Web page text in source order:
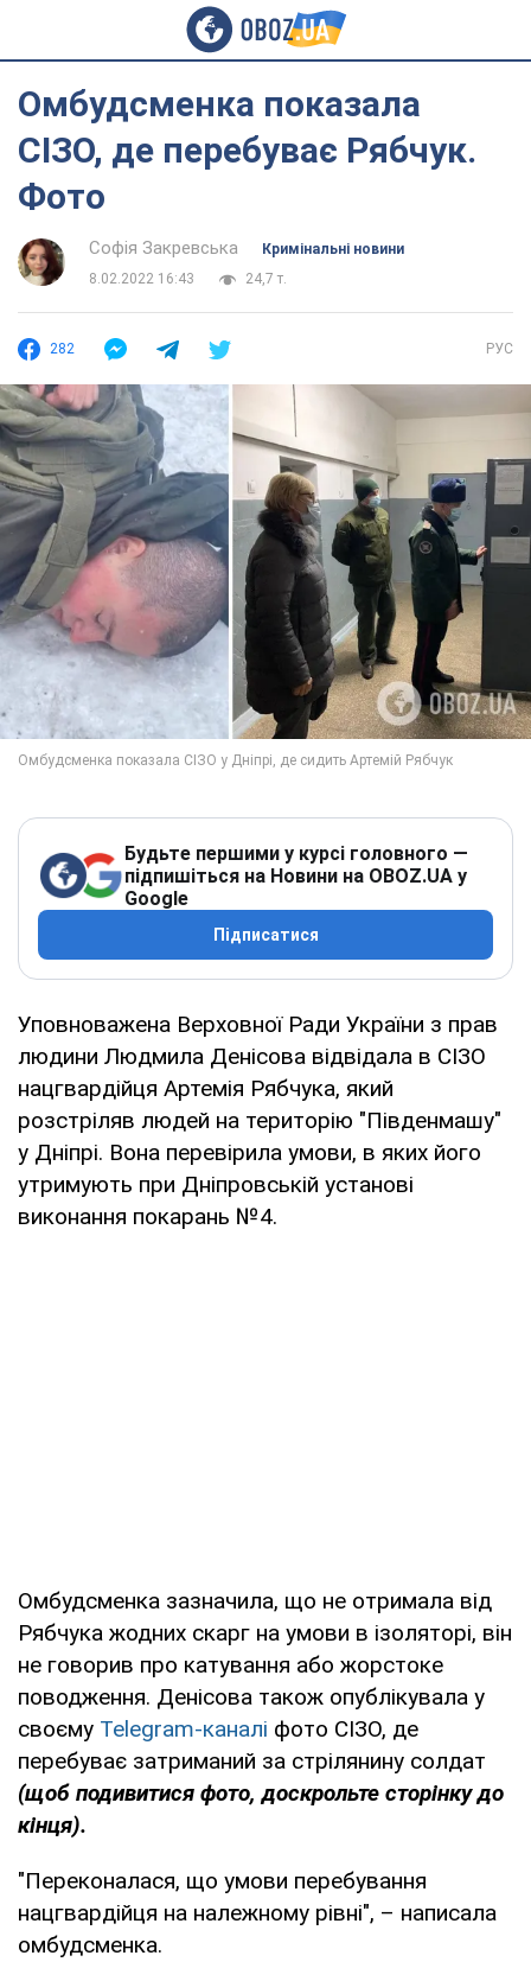
Омбудсменка показала
СІЗО, де перебуває Рябчук.
Фото
Софія Закревська
Кримінальні новини
8.02.2022 16:43
24,7 т.
282 РУС
Будьте першими у курсі головного —
підпишіться на Новини на OBOZ.UA у
Google
Підписатися
Уповноважена Верховної Ради України з прав
людини Людмила Денісова відвідала в СІЗО
нацгвардійця Артемія Рябчука, який
розстріляв людей на територію "Південмашу"
у Дніпрі. Вона перевірила умови, в яких його
утримують при Дніпровській установі
виконання покарань №4.
Омбудсменка зазначила, що не отримала від
Рябчука жодних скарг на умови в ізоляторі, він
не говорив про катування або жорстоке
поводження. Денісова також опублікувала у
своєму Telegram-каналі фото СІЗО, де
перебуває затриманий за стрілянину солдат
(щоб подивитися фото, доскрольте сторінку до
кінця).
"Переконалася, що умови перебування
нацгвардійця на належному рівні", – написала
омбудсменка.